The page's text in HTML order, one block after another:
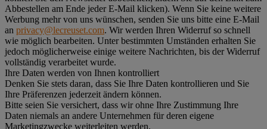
Abbestellen am Ende jeder E-Mail klicken). Wenn Sie keine weitere
Werbung mehr von uns wünschen, senden Sie uns bitte eine E-Mail
an privacy@lecreuset.com. Wir werden Ihren Widerruf so schnell
wie möglich bearbeiten. Unter bestimmten Umständen erhalten Sie
jedoch möglicherweise einige weitere Nachrichten, bis der Widerruf
vollständig verarbeitet wurde.
Ihre Daten werden von Ihnen kontrolliert
Denken Sie stets daran, dass Sie Ihre Daten kontrollieren und Sie
Ihre Präferenzen jederzeit ändern können.
Bitte seien Sie versichert, dass wir ohne Ihre Zustimmung Ihre
Daten niemals an andere Unternehmen für deren eigene
Marketingzwecke weiterleiten werden.